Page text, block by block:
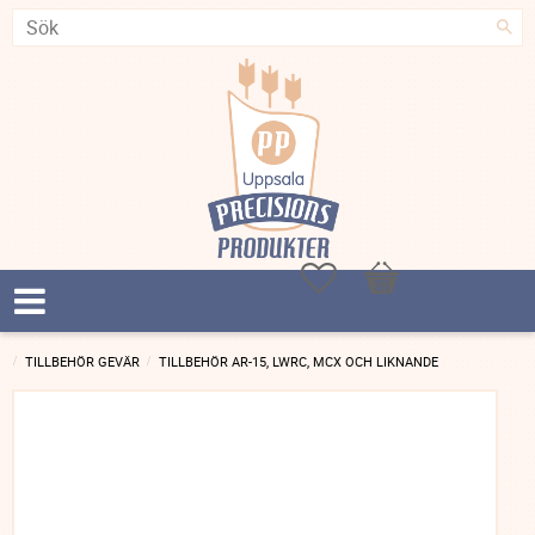
FavoriterKundvagn
TILLBEHÖR GEVÄR TILLBEHÖR AR-15, LWRC, MCX OCH LIKNANDE